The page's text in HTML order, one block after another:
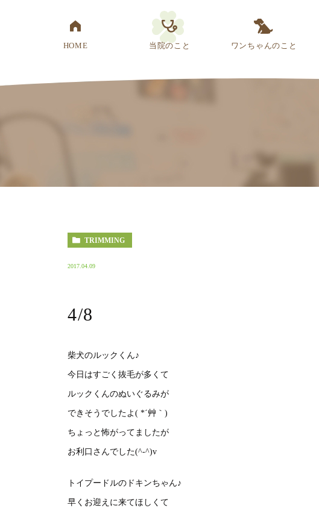
HOME 当院のこと ワンちゃんのこと
TRIMMING
2017.04.09
4/8
柴犬のルックくん♪
今日はすごく抜毛が多くて
ルックくんのぬいぐるみが
できそうでしたよ( *´艸｀)
ちょっと怖がってましたが
お利口さんでした(^-^)v
トイプードルのドキンちゃん♪
早くお迎えに来てほしくて